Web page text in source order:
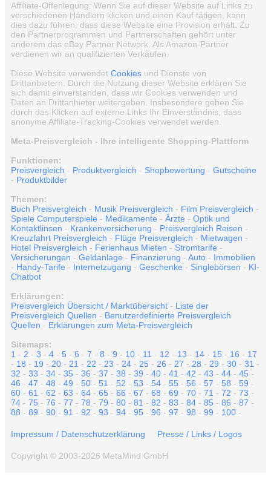
Affiliate-Offenlegung: Wenn Sie auf dieser Website auf Links zu
verschiedenen Händlern klicken und einen Kauf tätigen, kann
dies dazu führen, dass diese Website eine Provision erhält. Zu
den Partnerprogrammen und Partnerschaften gehört unter
anderem das eBay Partner Network. Als Amazon-Partner
verdienen wir an qualifizierten Verkäufen.
Diese Website verwendet Cookies und Dienste von
Drittanbietern. Durch die Nutzung dieser Website erklären Sie
sich damit einverstanden, dass wir Cookies verwenden und
Daten an Drittanbieter weitergeben. Insbesondere geben Sie
durch das Klicken auf externe Links Ihr Einverständnis, dass
anonyme Affiliate-Tracking-Cookies verwendet werden.
Meta-Preisvergleich - Ihre intelligente Shopping-Plattform
Funktionen:
Preisvergleich - Produktvergleich - Shopbewertung - Gutscheine
- Produktbilder
Themen:
Buch Preisvergleich - Musik Preisvergleich - Film Preisvergleich -
Spiele Computerspiele - Medikamente - Ärzte - Optik und
Kontaktlinsen - Krankenversicherung - Preisvergleich Reisen -
Kreuzfahrt Preisvergleich - Flüge Preisvergleich - Mietwagen -
Hotel Preisvergleich - Ferienhaus Mieten - Stromtarife -
Versicherungen - Geldanlage - Finanzierung - Auto - Immobilien
- Handy-Tarife - Internetzugang - Geschenke - Singlebörsen - KI-
Chatbot
Erklärungen:
Preisvergleich Übersicht / Marktübersicht - Liste der
Preisvergleich Quellen - Benutzerdefinierte Preisvergleich
Quellen - Erklärungen zum Meta-Preisvergleich
Sitemaps:
1 - 2 - 3 - 4 - 5 - 6 - 7 - 8 - 9 - 10 - 11 - 12 - 13 - 14 - 15 - 16 - 17
- 18 - 19 - 20 - 21 - 22 - 23 - 24 - 25 - 26 - 27 - 28 - 29 - 30 - 31 -
32 - 33 - 34 - 35 - 36 - 37 - 38 - 39 - 40 - 41 - 42 - 43 - 44 - 45 -
46 - 47 - 48 - 49 - 50 - 51 - 52 - 53 - 54 - 55 - 56 - 57 - 58 - 59 -
60 - 61 - 62 - 63 - 64 - 65 - 66 - 67 - 68 - 69 - 70 - 71 - 72 - 73 -
74 - 75 - 76 - 77 - 78 - 79 - 80 - 81 - 82 - 83 - 84 - 85 - 86 - 87 -
88 - 89 - 90 - 91 - 92 - 93 - 94 - 95 - 96 - 97 - 98 - 99 - 100 -
Impressum / Datenschutzerklärung Presse / Links / Logos
Copyright © 2003-2026 MetaMind GmbH